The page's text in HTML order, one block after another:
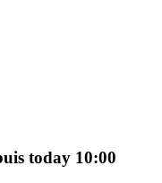
commissions de copy
today 10:00